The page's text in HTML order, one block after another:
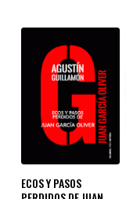
ECOS Y PASOS